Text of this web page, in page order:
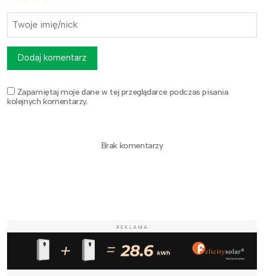
Zapamiętaj moje dane w tej przeglądarce podczas pisania
kolejnych komentarzy.
Dodaj komentarz
Brak komentarzy
REKLAMA